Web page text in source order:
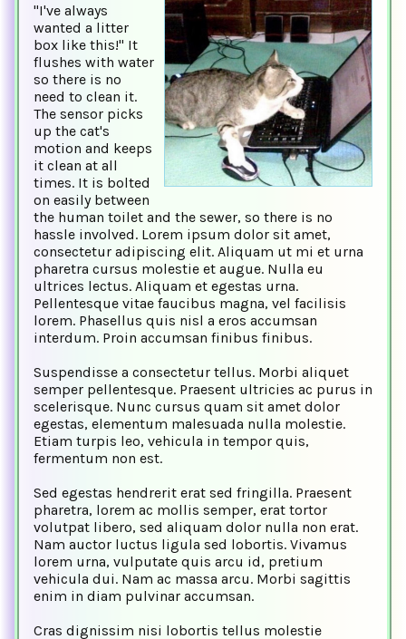
"I've always
wanted a litter
box like this!" It
flushes with water
so there is no
need to clean it.
The sensor picks
up the cat's
motion and keeps
it clean at all
times. It is bolted
on easily between
the human toilet and the sewer, so there is no
hassle involved. Lorem ipsum dolor sit amet,
consectetur adipiscing elit. Aliquam ut mi et urna
pharetra cursus molestie et augue. Nulla eu
ultrices lectus. Aliquam et egestas urna.
Pellentesque vitae faucibus magna, vel facilisis
lorem. Phasellus quis nisl a eros accumsan
interdum. Proin accumsan finibus finibus.
Suspendisse a consectetur tellus. Morbi aliquet
semper pellentesque. Praesent ultricies ac purus in
scelerisque. Nunc cursus quam sit amet dolor
egestas, elementum malesuada nulla molestie.
Etiam turpis leo, vehicula in tempor quis,
fermentum non est.
Sed egestas hendrerit erat sed fringilla. Praesent
pharetra, lorem ac mollis semper, erat tortor
volutpat libero, sed aliquam dolor nulla non erat.
Nam auctor luctus ligula sed lobortis. Vivamus
lorem urna, vulputate quis arcu id, pretium
vehicula dui. Nam ac massa arcu. Morbi sagittis
enim in diam pulvinar accumsan.
Cras dignissim nisi lobortis tellus molestie